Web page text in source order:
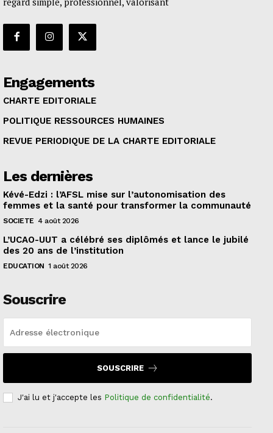
Engagements
CHARTE EDITORIALE
POLITIQUE RESSOURCES HUMAINES
REVUE PERIODIQUE DE LA CHARTE EDITORIALE
Les dernières
Kévé-Edzi : l’AFSL mise sur l’autonomisation des
femmes et la santé pour transformer la communauté
SOCIETE 4 août 2026
L’UCAO-UUT a célébré ses diplômés et lance le jubilé
des 20 ans de l’institution
EDUCATION 1 août 2026
Souscrire
SOUSCRIRE
J'ai lu et j'accepte les Politique de confidentialité.